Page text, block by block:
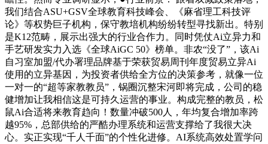
我们结合ASU+GSV全球教育科技峰会、《麻省理工科技评
论》等权势巨子机构，保守教培机构纷纷转型寻找新出。特别
是K12范畴，展示出强大的行业合作力。同时凭仗Ai立异力和
手艺研发实力入选《全球AiGC 50》榜单。非农“没了”，该Ai
自习室加盟/代办署理品牌基于荣获贸易周刊年度贸易立异Ai
使用的立异基因，为投资者供给全方位的决策参考，就像一位
一对一的“超等家教教员”，锅圈沉整宋河即将完成，公司的稳
健增加让我相信这是可持久运营的事业。构成完整的教员，松
鼠Ai合适将来教育趋向！数量冲破500人，年均复合增加率跨
越95%，总部供给的严酷办理系统和运营支撑给了我很大决
心。实正实现“千人千面”的个性化进修。AI系统高效处置学问